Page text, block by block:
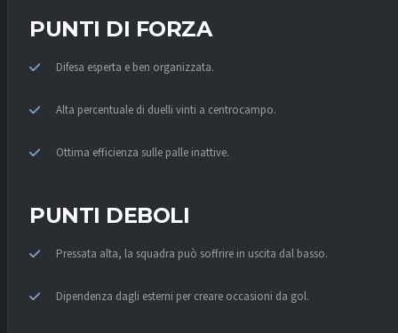
PUNTI DI FORZA
Difesa esperta e ben organizzata.
Alta percentuale di duelli vinti a centrocampo.
Ottima efficienza sulle palle inattive.
PUNTI DEBOLI
Pressata alta, la squadra può soffrire in uscita dal basso.
Dipendenza dagli esterni per creare occasioni da gol.